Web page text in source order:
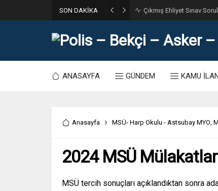
SON DAKİKA 31. Dönem POMEM 7500
ANASAYFA GÜNDEM KAMU
Anasayfa MSÜ- Harp Okulu - Astsubay MYO,
2024 MSÜ
MSÜ tercih sonuçları açıklandıktan sonra